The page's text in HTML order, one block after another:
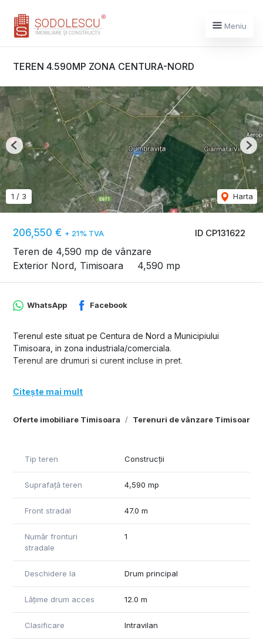
Meniu
TEREN 4.590MP ZONA CENTURA-NORD
ID CP131622
206,550 € + 21% TVA
Teren de 4,590 mp de vânzare
Exterior Nord, Timisoara
4,590 mp
1 / 3 Harta
Previous
Oferte imobiliare Timisoara Terenuri de vânzare Timisoara
WhatsApp Facebook
Terenul este situat pe Centura de Nord a Municipiului
Timisoara, in zona industriala/comerciala.
Terenul are drumuri si curent incluse in pret.
Citește mai mult
Tip teren Construcții
Suprafață teren 4,590 mp
Front stradal 47.0 m
Număr fronturi
stradale
1
Deschidere la Drum principal
Lățime drum acces 12.0 m
Clasificare Intravilan